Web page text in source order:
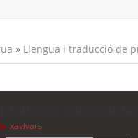
» Llengua i traducció de
xavivars